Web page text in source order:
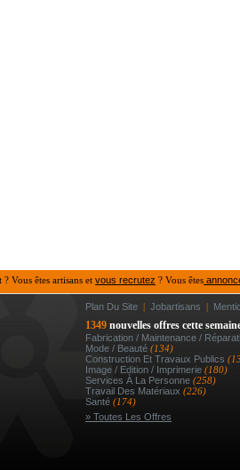
Vous êtes artisans et vous recrutez ? Vous êtes
Plan Du Site | Jobartisans |
1349 nouvelles offres cette
Fabrication / Maintenance /
Mode / Beauté (134)
Construction Et Travaux Publics
Image / Edition / Imprimerie (180)
Services À La Personne (258)
Travail Des Matériaux (226)
Santé (174)
» Toutes Les Offres